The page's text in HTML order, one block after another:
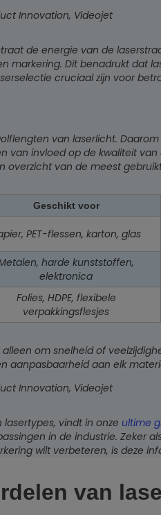
Innovation, Videojet
de energie van de
markering. Dit benadrukt dat
cruciaal zijn voor
van laserlicht.
van invloed op de kwaliteit
overzicht van de meest
Geschikt voor
PET-flessen, karton, glas
harde kunststoffen,
elektronica
Folies, HDPE, flexibele
verpakkingsflesjes
om snelheid of
aanpasbaarheid aan elk
Innovation, Videojet
vindt in onze ultime
in de industrie. Zeker
wilt verbeteren, is deze
van